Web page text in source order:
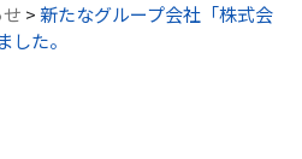
> 新たなグループ会社「株式会
た。